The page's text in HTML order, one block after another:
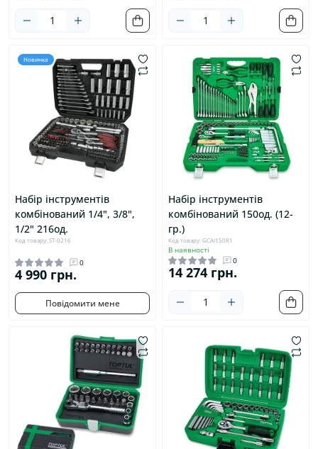
Новинка
Набір інструментів
комбінований 1/4", 3/8",
1/2" 216од.
Код товару: ST-0216
0
4 990 грн.
Повідомити мене
Набір інструментів
комбінований 150од. (12-
гр.)
Код товару: GCAI150R1
В наявності
0
14 274 грн.